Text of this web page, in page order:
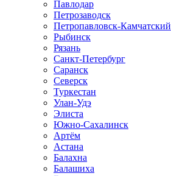
Павлодар
Петрозаводск
Петропавловск-Камчатский
Рыбинск
Рязань
Санкт-Петербург
Саранск
Северск
Туркестан
Улан-Удэ
Элиста
Южно-Сахалинск
Артём
Астана
Балахна
Балашиха